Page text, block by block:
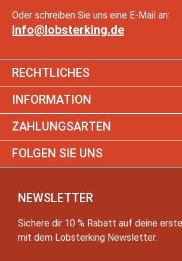
Oder schreiben Sie uns eine E-Mail an:
info@lobsterking.de
RECHTLICHES
INFORMATION
ZAHLUNGSARTEN
FOLGEN SIE UNS
NEWSLETTER
Sichere dir 10 % Rabatt auf deine
mit dem Lobsterking Newsletter.